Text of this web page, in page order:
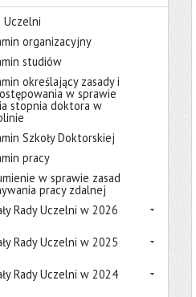
organizacyjny
studiów
określający zasady i
w sprawie
stopnia doktora w
Szkoły Doktorskiej
pracy
w sprawie zasad
pracy zdalnej
Rady Uczelni w 2026
Rady Uczelni w 2025
Rady Uczelni w 2024